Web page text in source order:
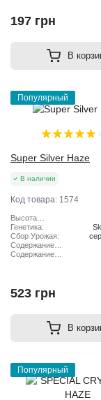
197 грн
В
Популярный
Super Silver Haze
В наличии
Код товара: 1574
Высота
растения:
Генетика:
Сбор Урожая:
Содержание
CBD:
Содержание
523 грн
В
Популярный